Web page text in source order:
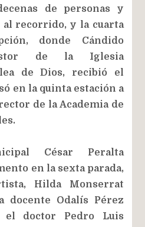
de personas y
recorrido, y la cuarta
donde Cándido
de la Iglesia
de Dios, recibió el
en la quinta estación a
de la Academia de
César Peralta
en la sexta parada,
Hilda Monserrat
docente Odalís Pérez
el doctor Pedro Luis